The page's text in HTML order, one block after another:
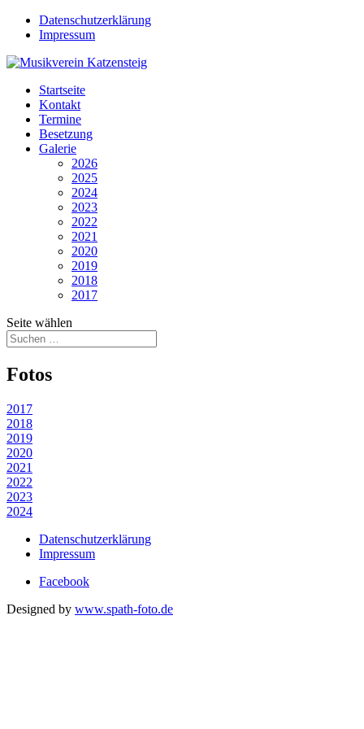
Datenschutzerklärung
Impressum
Startseite
Kontakt
Termine
Besetzung
Galerie
2026
2025
2024
2023
2022
2021
2020
2019
2018
2017
Seite wählen
Fotos
2017
2018
2019
2020
2021
2022
2023
2024
Datenschutzerklärung
Impressum
Facebook
Designed by www.spath-foto.de